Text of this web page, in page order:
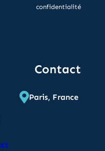
confidentialité
Contact
Paris, France